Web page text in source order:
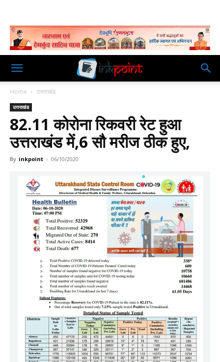
Home उत्तराखंड
उत्तराखंड
82.11 कोरोना रिकवरी रेट हुआ
उत्तराखंड में,6 सौ मरीज ठीक हुए,
By inkpoint - 06/10/2020